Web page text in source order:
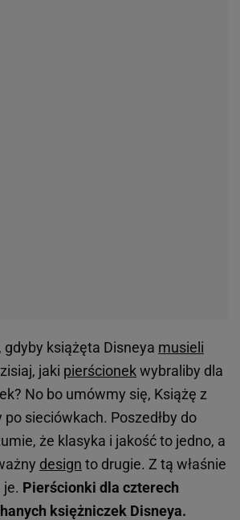
książęta Disneya musieli
jaki pierścionekwybraliby dla
No bo umówmy się, Książę z
po sieciówkach. Poszedłby do
że klasyka i jakość to jedno, a
design to drugie. Z tą właśnie
je. Pierścionki dla czterech
księżniczek Disneya.